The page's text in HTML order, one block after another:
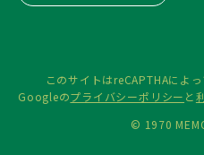
このサイトはreCAPTHAによっ
Googleのプライバシーポリシー と
© 1970